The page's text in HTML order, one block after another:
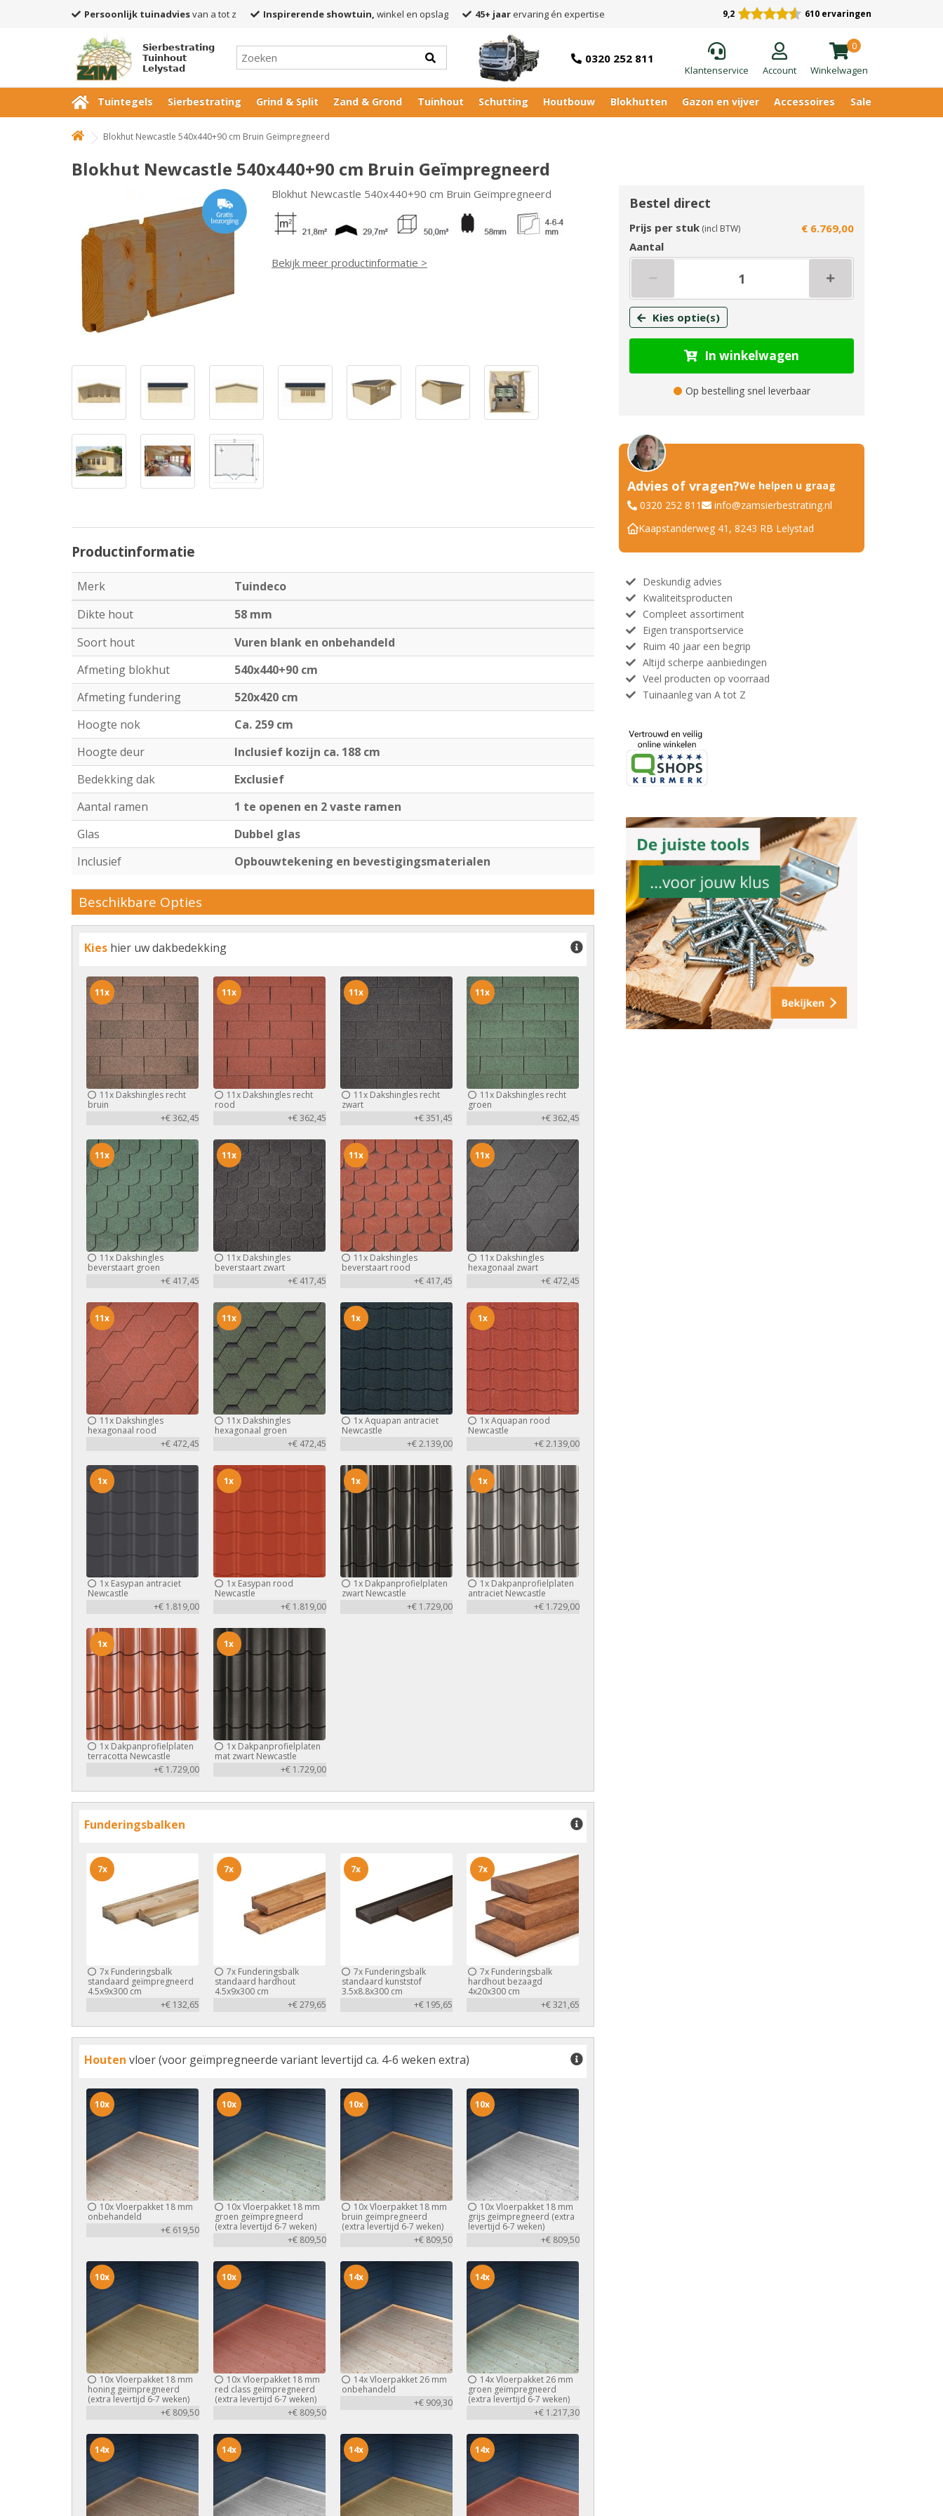
Persoonlijk tuinadviesvan a tot z Inspirerende showtuin, winkel en opslag 45+ jaar ervaring én expertise 9,2 610 ervaringen
Sierbestrating
Tuinhout
Lelystad
0320 252 811
Klantenservice Account
0
Winkelwagen
Tuintegels Sierbestrating Grind & Split Zand & Grond Tuinhout Schutting Houtbouw Blokhutten Gazon en vijver Accessoires Sale
Blokhut Newcastle 540x440+90 cm Bruin Geïmpregneerd
Blokhut Newcastle 540x440+90 cm Bruin Geïmpregneerd
Blokhut Newcastle 540x440+90 cm Bruin Geïmpregneerd
Bekijk meer productinformatie >
Productinformatie
Merk
Tuindeco
Dikte hout
58 mm
Soort hout
Vuren blank en onbehandeld
Afmeting blokhut
540x440+90 cm
Afmeting fundering
520x420 cm
Hoogte nok
Ca. 259 cm
Hoogte deur
Inclusief kozijn ca. 188 cm
Bedekking dak
Exclusief
Aantal ramen
1 te openen en 2 vaste ramen
Glas
Dubbel glas
Inclusief
Opbouwtekening en bevestigingsmaterialen
Beschikbare Opties
Kies hier uw dakbedekking
11x Dakshingles recht
bruin
+€ 362,45
11x
11xDakshingles recht
rood
+€ 362,45
11x
11xDakshingles recht
zwart
+€ 351,45
11x
11x Dakshingles recht
groen
+€ 362,45
11x
11x Dakshingles
beverstaart groen
+€ 417,45
11x
11xDakshingles
beverstaart zwart
+€ 417,45
11x
11xDakshingles
beverstaart rood
+€ 417,45
11x
11x Dakshingles
hexagonaal zwart
+€ 472,45
11x
11x Dakshingles
hexagonaal rood
+€ 472,45
11x
11xDakshingles
hexagonaal groen
+€ 472,45
11x
1xAquapan antraciet
Newcastle
+€ 2.139,00
1x
1xAquapan rood
Newcastle
+€ 2.139,00
1x
1x Easypan antraciet
Newcastle
+€ 1.819,00
1x
1xEasypan rood
Newcastle
+€ 1.819,00
1x
1xDakpanprofielplaten
zwart Newcastle
+€ 1.729,00
1x
1x Dakpanprofielplaten
antraciet Newcastle
+€ 1.729,00
1x
1x Dakpanprofielplaten
terracotta Newcastle
+€ 1.729,00
1x
1xDakpanprofielplaten
mat zwart Newcastle
+€ 1.729,00
1x
Funderingsbalken
7x Funderingsbalk
standaard geïmpregneerd
4.5x9x300 cm
+€ 132,65
7x
7xFunderingsbalk
standaard hardhout
4.5x9x300 cm
+€ 279,65
7x
7xFunderingsbalk
standaard kunststof
3.5x8.8x300 cm
+€ 195,65
7x
7x Funderingsbalk
hardhout bezaagd
4x20x300 cm
+€ 321,65
7x
Houten vloer (voor geïmpregneerde variant levertijd ca. 4-6 weken extra)
10xVloerpakket 18 mm
onbehandeld
+€ 619,50
10x
10xVloerpakket 18 mm
groen geïmpregneerd
(extra levertijd 6-7 weken)
+€ 809,50
10x
10xVloerpakket 18 mm
bruin geïmpregneerd
(extra levertijd 6-7 weken)
+€ 809,50
10x
10xVloerpakket 18 mm
grijs geïmpregneerd (extra
levertijd 6-7 weken)
+€ 809,50
10x
10xVloerpakket 18 mm
honing geïmpregneerd
(extra levertijd 6-7 weken)
+€ 809,50
10x
10xVloerpakket 18 mm
red class geïmpregneerd
(extra levertijd 6-7 weken)
+€ 809,50
10x
14xVloerpakket 26 mm
onbehandeld
+€ 909,30
14x
14xVloerpakket 26 mm
groen geïmpregneerd
(extra levertijd 6-7 weken)
+€ 1.217,30
14x
14x 14x 14x 14x
Bestel direct
Prijs per stuk (incl BTW)
€ 6.769,00
Aantal
Kies optie(s)
In winkelwagen
Op bestelling snel leverbaar
Advies of vragen?We helpen u graag
0320 252 811
info@zamsierbestrating.nl
Kaapstanderweg 41, 8243 RB Lelystad
Deskundig advies
Kwaliteitsproducten
Compleet assortiment
Eigen transportservice
Ruim 40 jaar een begrip
Altijd scherpe aanbiedingen
Veel producten op voorraad
Tuinaanleg van A tot Z